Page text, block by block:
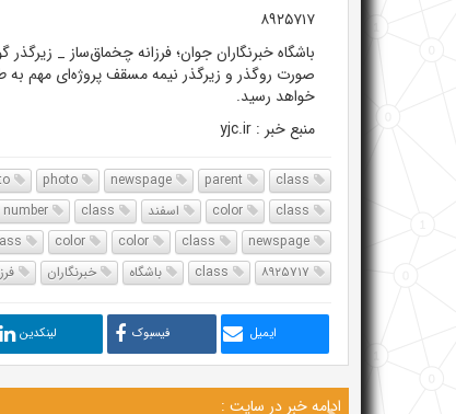
۸۹۲۵۷۱۷
باشگاه خبرنگاران جوان؛ فرزانه چخماق‌ساز _ زیرگذر
خواهد رسید.
منبع خبر : yjc.ir
اسفند
باشگاه خبرنگاران
ایمیل فیسبوک لینکدین
ادامه خبر در سایت :